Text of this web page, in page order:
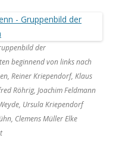
der
beginnend von links nach
Reiner Kriependorf, Klaus
Röhrig, Joachim Feldmann
Ursula Kriependorf
Clemens Müller Elke